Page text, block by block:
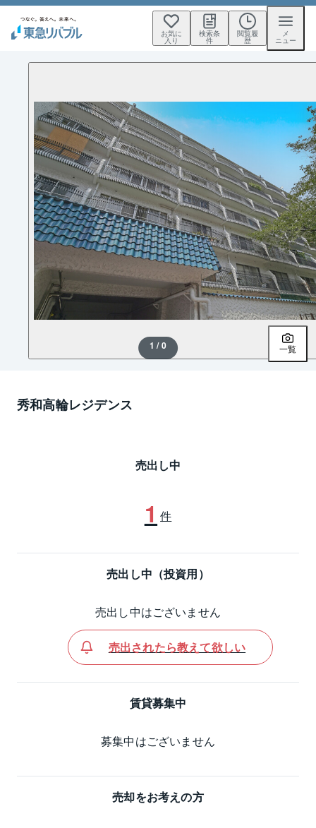
お気に
入り
検索条
件
閲覧履
歴
メ
ニュー
1 / 0 一覧
秀和高輪レジデンス
売出し中
1 件
売出し中（投資用）
売出し中はございません
売出されたら教えて欲しい
賃貸募集中
募集中はございません
売却をお考えの方